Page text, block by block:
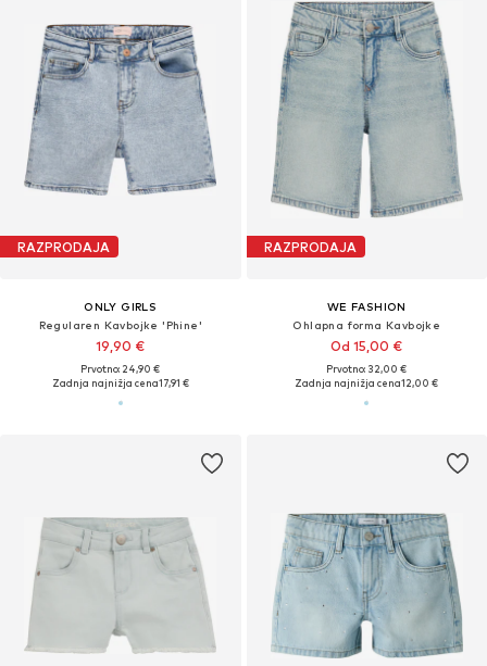
RAZPRODAJA
ONLY GIRLS
Regularen Kavbojke 'Phine'
19,90 €
Prvotno: 24,90 €
Zadnja najnižja cena17,91 €
RAZPRODAJA
WE FASHION
Ohlapna forma Kavbojke
Od 15,00 €
Prvotno: 32,00 €
Zadnja najnižja cena12,00 €